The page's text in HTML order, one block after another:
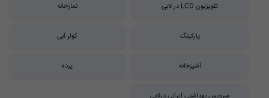
تلویزیون LCD در لابی نمازخانه
پارکینگ کولر آبی
آشپزخانه پرده
سرویس بهداشتی ایرانی درلابی